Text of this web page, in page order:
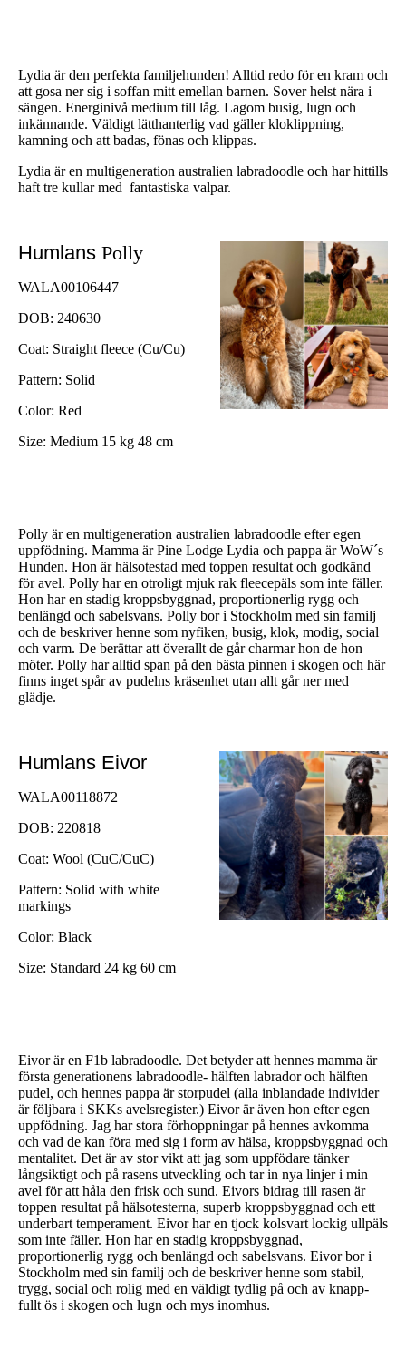
Lydia är den perfekta familjehunden! Alltid redo för en kram och
att gosa ner sig i soffan mitt emellan barnen. Sover helst nära i
sängen. Energinivå medium till låg. Lagom busig, lugn och
inkännande. Väldigt lätthanterlig vad gäller kloklippning,
kamning och att badas, fönas och klippas.
Lydia är en multigeneration australien labradoodle och har hittills
haft tre kullar med fantastiska valpar.
Humlans Polly
WALA00106447
DOB: 240630
Coat: Straight fleece (Cu/Cu)
Pattern: Solid
Color: Red
Size: Medium 15 kg 48 cm
Polly är en multigeneration australien labradoodle efter egen
uppfödning. Mamma är Pine Lodge Lydia och pappa är WoW´s
Hunden. Hon är hälsotestad med toppen resultat och godkänd
för avel. Polly har en otroligt mjuk rak fleecepäls som inte fäller.
Hon har en stadig kroppsbyggnad, proportionerlig rygg och
benlängd och sabelsvans. Polly bor i Stockholm med sin familj
och de beskriver henne som nyfiken, busig, klok, modig, social
och varm. De berättar att överallt de går charmar hon de hon
möter. Polly har alltid span på den bästa pinnen i skogen och här
finns inget spår av pudelns kräsenhet utan allt går ner med
glädje.
Humlans Eivor
WALA00118872
DOB: 220818
Coat: Wool (CuC/CuC)
Pattern: Solid with white
markings
Color: Black
Size: Standard 24 kg 60 cm
Eivor är en F1b labradoodle. Det betyder att hennes mamma är
första generationens labradoodle- hälften labrador och hälften
pudel, och hennes pappa är storpudel (alla inblandade individer
är följbara i SKKs avelsregister.) Eivor är även hon efter egen
uppfödning. Jag har stora förhoppningar på hennes avkomma
och vad de kan föra med sig i form av hälsa, kroppsbyggnad och
mentalitet. Det är av stor vikt att jag som uppfödare tänker
långsiktigt och på rasens utveckling och tar in nya linjer i min
avel för att håla den frisk och sund. Eivors bidrag till rasen är
toppen resultat på hälsotesterna, superb kroppsbyggnad och ett
underbart temperament. Eivor har en tjock kolsvart lockig ullpäls
som inte fäller. Hon har en stadig kroppsbyggnad,
proportionerlig rygg och benlängd och sabelsvans. Eivor bor i
Stockholm med sin familj och de beskriver henne som stabil,
trygg, social och rolig med en väldigt tydlig på och av knapp-
fullt ös i skogen och lugn och mys inomhus.